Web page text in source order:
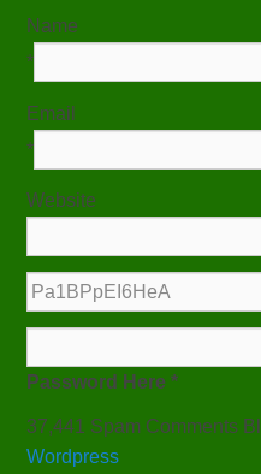
Name
*
Email
*
Website
Password Here *
37,441 Spam Comments
Wordpress